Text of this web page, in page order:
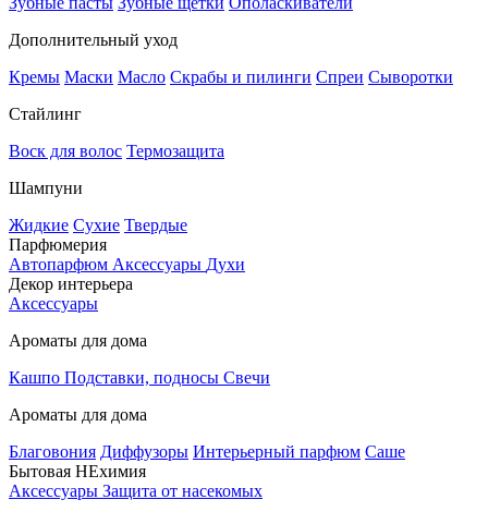
Дополнительный уход
Кремы Маски Масло Скрабы и пилинги Спреи Сыворотки
Стайлинг
Воск для волос Термозащита
Шампуни
Жидкие Сухие Твердые
Парфюмерия
Автопарфюм Аксессуары Духи
Декор интерьера
Аксессуары
Ароматы для дома
Кашпо Подставки, подносы Свечи
Ароматы для дома
Благовония Диффузоры Интерьерный парфюм Саше
Бытовая НЕхимия
Аксессуары Защита от насекомых